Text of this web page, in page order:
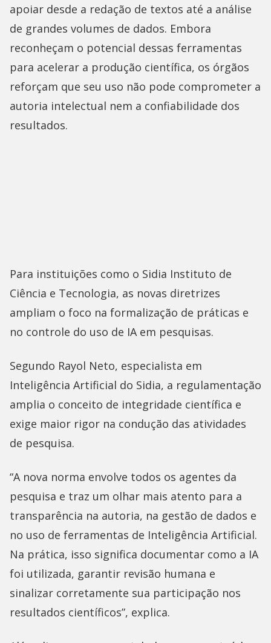
apoiar desde a redação de textos até a análise
de grandes volumes de dados. Embora
reconheçam o potencial dessas ferramentas
para acelerar a produção científica, os órgãos
reforçam que seu uso não pode comprometer a
autoria intelectual nem a confiabilidade dos
resultados.
Para instituições como o Sidia Instituto de
Ciência e Tecnologia, as novas diretrizes
ampliam o foco na formalização de práticas e
no controle do uso de IA em pesquisas.
Segundo Rayol Neto, especialista em
Inteligência Artificial do Sidia, a regulamentação
amplia o conceito de integridade científica e
exige maior rigor na condução das atividades
de pesquisa.
“A nova norma envolve todos os agentes da
pesquisa e traz um olhar mais atento para a
transparência na autoria, na gestão de dados e
no uso de ferramentas de Inteligência Artificial.
Na prática, isso significa documentar como a IA
foi utilizada, garantir revisão humana e
sinalizar corretamente sua participação nos
resultados científicos”, explica.